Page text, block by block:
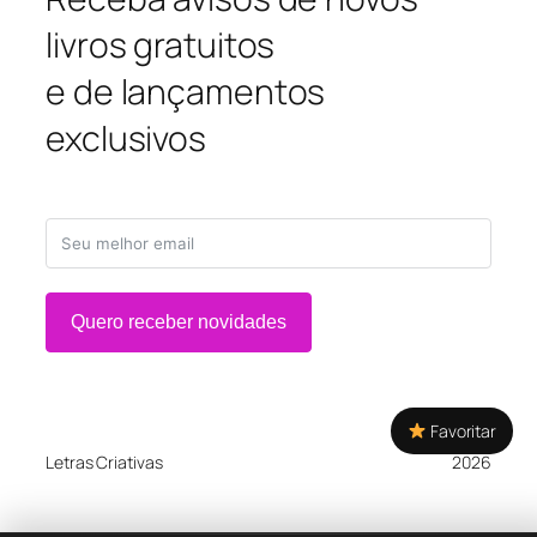
livros gratuitos
e de lançamentos
exclusivos
Quero receber novidades
Letras Criativas 2026
Favoritar